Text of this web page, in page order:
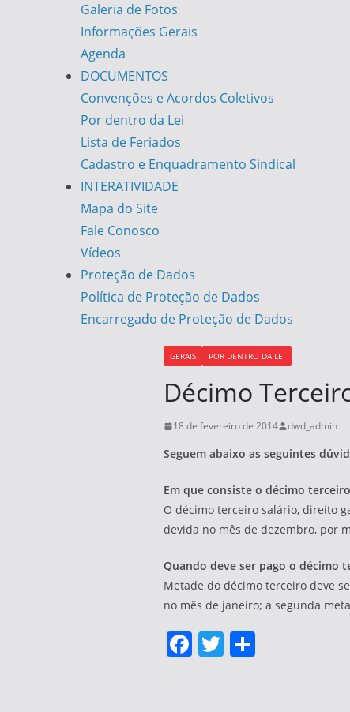
Galeria de Fotos
Informações Gerais
Agenda
DOCUMENTOS
Convenções e Acordos Coletivos
Por dentro da Lei
Lista de Feriados
Cadastro e Enquadramento Sindical
INTERATIVIDADE
Mapa do Site
Fale Conosco
Vídeos
Proteção de Dados
Política de Proteção de Dados
Encarregado de Proteção de Dados
GERAIS POR DENTRO DA LEI
Décimo
18 de fevereiro de 2014 dwd_admin
Seguem abaixo as seguintes
Em que consiste o décimo
O décimo terceiro salário, direito
devida no mês de dezembro, por
Quando deve ser pago o décimo
Metade do décimo terceiro deve
no mês de janeiro; a segunda
F T S